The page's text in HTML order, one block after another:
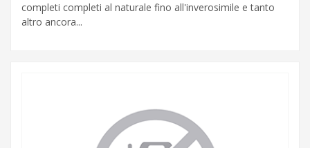
completi completi al naturale fino all'inverosimile e tanto
altro ancora...